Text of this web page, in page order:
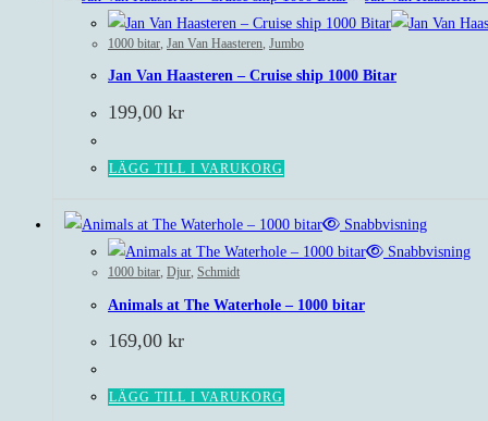
1000 bitar Jan Van Haasteren Jumbo
Jan Van Haasteren – Cruise ship 1000 Bitar
199,00 kr
LÄGG TILL I VARUKORG
Snabbvisning
Snabbvisning
1000 bitar, Djur, Schmidt
Animals at The Waterhole – 1000 bitar
169,00 kr
LÄGG TILL I VARUKORG